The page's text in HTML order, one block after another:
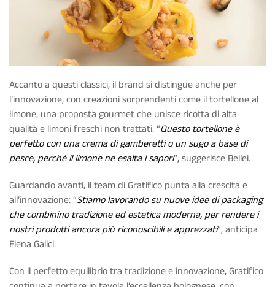
Accanto a questi classici, il brand si distingue anche per
l’innovazione, con creazioni sorprendenti come il tortellone al
limone, una proposta gourmet che unisce ricotta di alta
qualità e limoni freschi non trattati. “Questo tortellone è
perfetto con una crema di gamberetti o un sugo a base di
pesce, perché il limone ne esalta i sapori”, suggerisce Bellei.
Guardando avanti, il team di Gratifico punta alla crescita e
all’innovazione: “Stiamo lavorando su nuove idee di packaging
che combinino tradizione ed estetica moderna, per rendere i
nostri prodotti ancora più riconoscibili e apprezzati”, anticipa
Elena Galici.
Con il perfetto equilibrio tra tradizione e innovazione, Gratifico